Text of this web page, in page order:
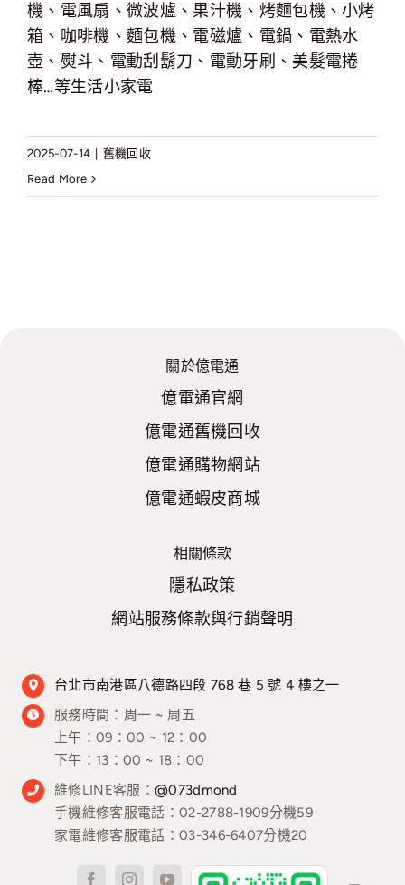
機、電風扇、微波爐、果汁機、烤麵包機、小烤
箱、咖啡機、麵包機、電磁爐、電鍋、電熱水
壺、熨斗、電動刮鬍刀、電動牙刷、美髮電捲
棒…等生活小家電
2025-07-14
舊機回收
Read More
關於億電通
億電通官網
億電通舊機回收
億電通購物網站
億電通蝦皮商城
相關條款
隱私政策
網站服務條款與行銷聲明
台北市南港區八德路四段 768 巷 5 號 4 樓之一
服務時間： 周一 ~ 周五
上午：09：00 ~ 12：00
下午：13：00 ~ 18：00
維修LINE客服： @073dmond
手機維修客服電話：02-2788-1909分機59
家電維修客服電話：03-346-6407分機20